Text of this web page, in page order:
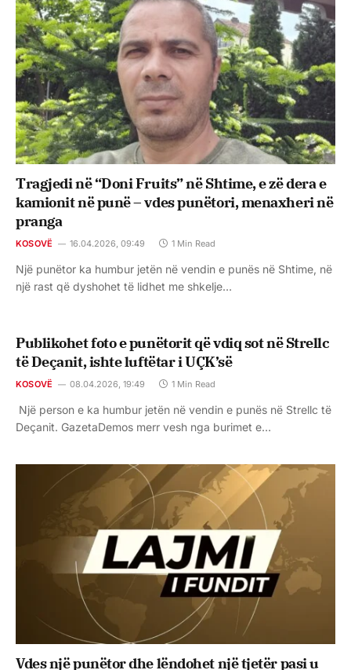
Tragjedi në “Doni Fruits” në Shtime, e zë dera e
kamionit në punë – vdes punëtori, menaxheri në
pranga
KOSOVË 16.04.2026, 09:49 1 Min Read
Një punëtor ka humbur jetën në vendin e punës në Shtime, në
një rast që dyshohet të lidhet me shkelje…
Publikohet foto e punëtorit që vdiq sot në Strellc
të Deçanit, ishte luftëtar i UÇK’së
KOSOVË 08.04.2026, 19:49 1 Min Read
Një person e ka humbur jetën në vendin e punës në Strellc të
Deçanit. GazetaDemos merr vesh nga burimet e…
Vdes një punëtor dhe lëndohet një tjetër pasi u